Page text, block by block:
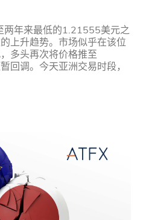
年来最低的1.21555美元之
上升趋势。市场似乎在该位
多头再次将价格推至
回调。今天亚洲交易时段，